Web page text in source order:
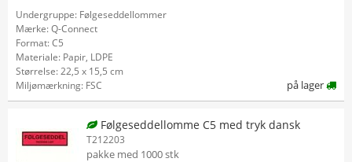
Undergruppe: Følgeseddellommer
Mærke: Q-Connect
Format: C5
Materiale: Papir, LDPE
Størrelse: 22,5 x 15,5 cm
Miljømærkning: FSC
på lager
Følgeseddellomme C5 med tryk dansk
T212203
pakke med 1000 stk